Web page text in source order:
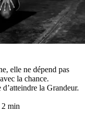
elle ne dépend pas
la chance.
la Grandeur.
min